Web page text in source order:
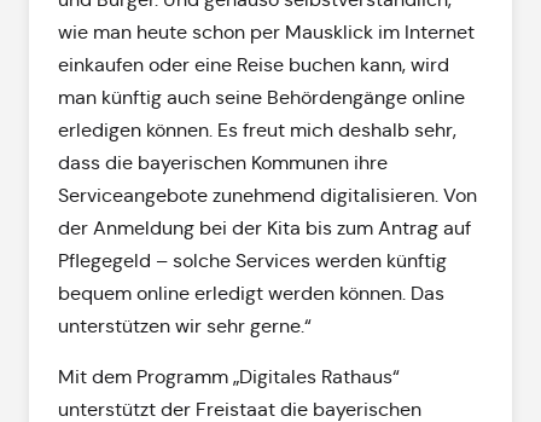
wie man heute schon per Mausklick im Internet
einkaufen oder eine Reise buchen kann, wird
man künftig auch seine Behördengänge online
erledigen können. Es freut mich deshalb sehr,
dass die bayerischen Kommunen ihre
Serviceangebote zunehmend digitalisieren. Von
der Anmeldung bei der Kita bis zum Antrag auf
Pflegegeld – solche Services werden künftig
bequem online erledigt werden können. Das
unterstützen wir sehr gerne.“
Mit dem Programm „Digitales Rathaus“
unterstützt der Freistaat die bayerischen